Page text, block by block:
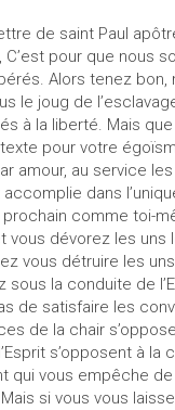
de saint Paul
C’est pour que nous
Alors tenez
le joug de
à la liberté. Mais
pour votre
amour, au service
dans
comme toi-
vous dévorez les uns
vous détruire les
sous la conduite de
de satisfaire les
de la chair
s’opposent à la
qui vous empêche
si vous vous